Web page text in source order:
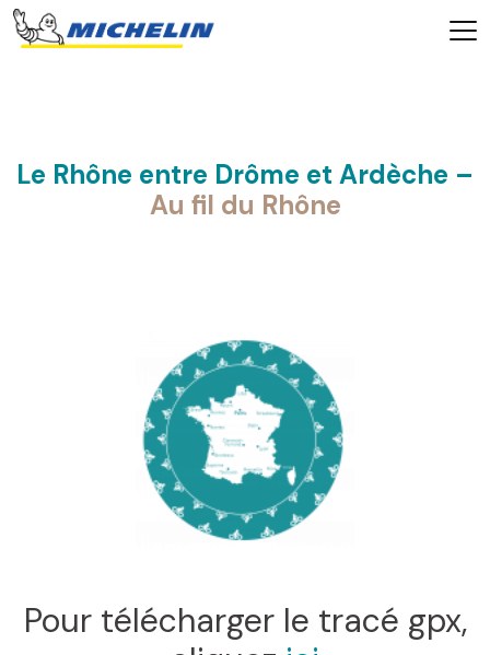
Le Rhône entre Drôme et Ardèche –
Au fil du Rhône
Pour télécharger le tracé gpx,